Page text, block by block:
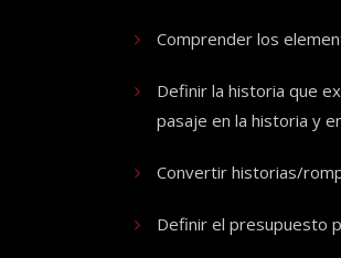
Comprender los
Definir la historia que
pasaje en la historia y
Convertir historias/
Definir el presupuesto